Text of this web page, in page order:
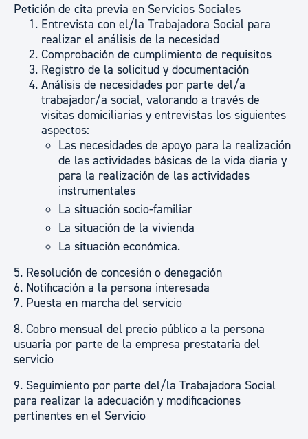
Petición de cita previa en Servicios Sociales
Entrevista con el/la Trabajadora Social para
realizar el análisis de la necesidad
Comprobación de cumplimiento de requisitos
Registro de la solicitud y documentación
Análisis de necesidades por parte del/a
trabajador/a social, valorando a través de
visitas domiciliarias y entrevistas los siguientes
aspectos:
Las necesidades de apoyo para la realización
de las actividades básicas de la vida diaria y
para la realización de las actividades
instrumentales
La situación socio-familiar
La situación de la vivienda
La situación económica.
5. Resolución de concesión o denegación
6. Notificación a la persona interesada
7. Puesta en marcha del servicio
8. Cobro mensual del precio público a la persona
usuaria por parte de la empresa prestataria del
servicio
9. Seguimiento por parte del/la Trabajadora Social
para realizar la adecuación y modificaciones
pertinentes en el Servicio